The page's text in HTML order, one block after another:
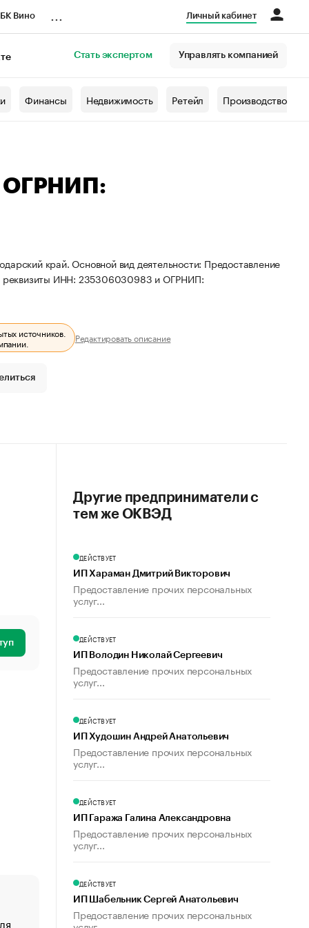
Вино Личный кабинет
Стать экспертом Управлять компанией
Финансы Недвижимость Ретейл Производство
ОГРНИП:
край. Основной вид деятельности: Предоставление
реквизиты ИНН: 235306030983 и ОГРНИП:
источников.
Редактировать описание
«От спорта тело стареет иначе». Как живет глава
Другие предприниматели с
тем же ОКВЭД
ДЕЙСТВУЕТ
ИП Хараман Дмитрий Викторович
Предоставление прочих персональных
услуг...
ДЕЙСТВУЕТ
ИП Володин Николай Сергеевич
Предоставление прочих персональных
услуг...
ДЕЙСТВУЕТ
ИП Худошин Андрей Анатольевич
Предоставление прочих персональных
услуг...
ДЕЙСТВУЕТ
ИП Гаража Галина Александровна
Предоставление прочих персональных
услуг...
ДЕЙСТВУЕТ
ИП Шабельник Сергей Анатольевич
Предоставление прочих персональных